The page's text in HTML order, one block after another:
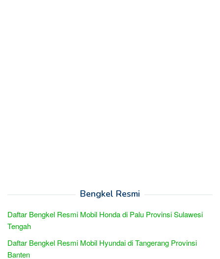
Bengkel Resmi
Daftar Bengkel Resmi Mobil Honda di Palu Provinsi Sulawesi
Tengah
Daftar Bengkel Resmi Mobil Hyundai di Tangerang Provinsi
Banten